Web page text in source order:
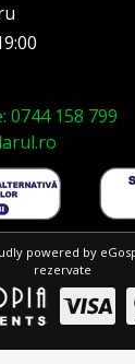
0744 158 799
powered by
rezervate